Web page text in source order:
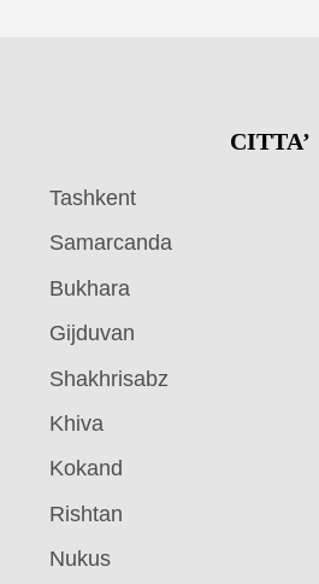
CITTA’
Tashkent
Samarcanda
Bukhara
Gijduvan
Shakhrisabz
Khiva
Kokand
Rishtan
Nukus